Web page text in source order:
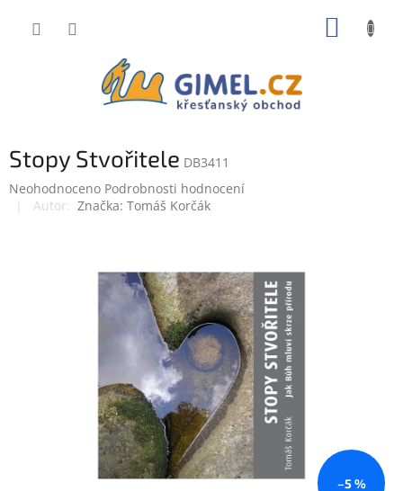
Stopy Stvořitele DB3411
Průměrné
hodnocení
Neohodnoceno Podrobnosti hodnocení
Značka: Tomáš Korčák
–5 %